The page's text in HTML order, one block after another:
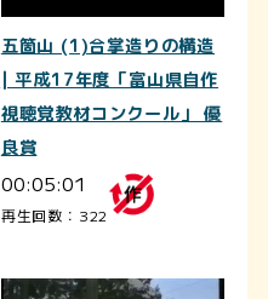
五箇山 (1)合掌造りの構造
| 平成17年度「富山県自作
視聴覚教材コンクール」 優
良賞
00:05:01
再生回数：322